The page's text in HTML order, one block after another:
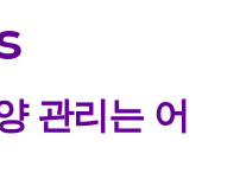
관리는 어